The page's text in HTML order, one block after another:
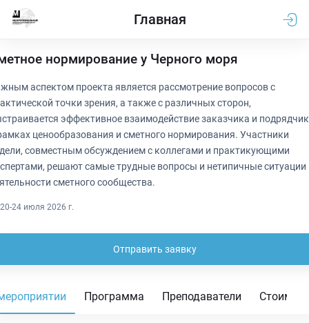
Главная
нормирование у Черного моря
аспектом проекта является рассмотрение вопросов с
точки зрения, а также с различных сторон,
эффективное взаимодействие заказчика и
ценообразования и сметного нормирования. Участники
совместным обсуждением с коллегами и практикующими
решают самые трудные вопросы и нетипичные ситуации
сметного сообщества.
20-24 июля 2026 г.
Отправить заявку
Программа Преподаватели